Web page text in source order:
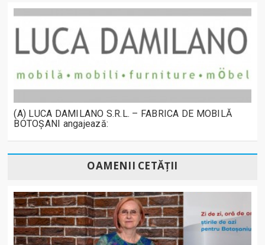
(A) LUCA DAMILANO S.R.L. – FABRICA DE MOBILĂ
BOTOȘANI angajează:
OAMENII CETĂȚII